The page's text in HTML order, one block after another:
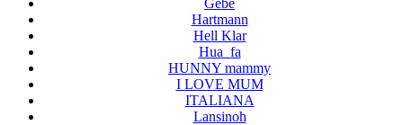
Gebe
Hartmann
Hell Klar
Hua_fa
HUNNY mammy
I LOVE MUM
ITALIANA
Lansinoh